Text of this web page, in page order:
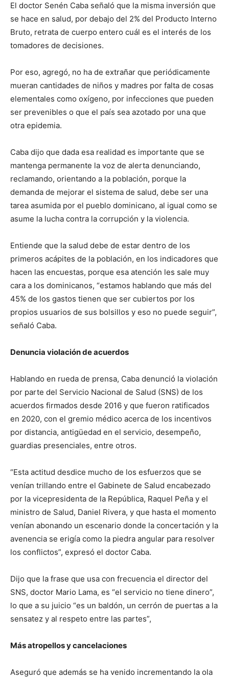
El doctor Senén Caba señaló que la misma inversión que
se hace en salud, por debajo del 2% del Producto Interno
Bruto, retrata de cuerpo entero cuál es el interés de los
tomadores de decisiones.
Por eso, agregó, no ha de extrañar que periódicamente
mueran cantidades de niños y madres por falta de cosas
elementales como oxígeno, por infecciones que pueden
ser prevenibles o que el país sea azotado por una que
otra epidemia.
Caba dijo que dada esa realidad es importante que se
mantenga permanente la voz de alerta denunciando,
reclamando, orientando a la población, porque la
demanda de mejorar el sistema de salud, debe ser una
tarea asumida por el pueblo dominicano, al igual como se
asume la lucha contra la corrupción y la violencia.
Entiende que la salud debe de estar dentro de los
primeros acápites de la población, en los indicadores que
hacen las encuestas, porque esa atención les sale muy
cara a los dominicanos, “estamos hablando que más del
45% de los gastos tienen que ser cubiertos por los
propios usuarios de sus bolsillos y eso no puede seguir”,
señaló Caba.
Denuncia violación de acuerdos
Hablando en rueda de prensa, Caba denunció la violación
por parte del Servicio Nacional de Salud (SNS) de los
acuerdos firmados desde 2016 y que fueron ratificados
en 2020, con el gremio médico acerca de los incentivos
por distancia, antigüedad en el servicio, desempeño,
guardias presenciales, entre otros.
“Esta actitud desdice mucho de los esfuerzos que se
venían trillando entre el Gabinete de Salud encabezado
por la vicepresidenta de la República, Raquel Peña y el
ministro de Salud, Daniel Rivera, y que hasta el momento
venían abonando un escenario donde la concertación y la
avenencia se erigía como la piedra angular para resolver
los conflictos”, expresó el doctor Caba.
Dijo que la frase que usa con frecuencia el director del
SNS, doctor Mario Lama, es “el servicio no tiene dinero”,
lo que a su juicio “es un baldón, un cerrón de puertas a la
sensatez y al respeto entre las partes”,
Más atropellos y cancelaciones
Aseguró que además se ha venido incrementando la ola